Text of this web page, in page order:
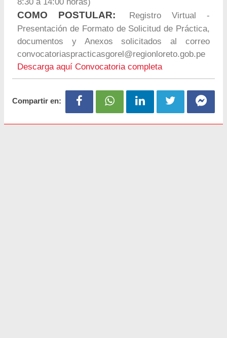
COMO POSTULAR:
Registro Virtual -
Presentación de Formato de Solicitud de Práctica,
documentos y Anexos solicitados al correo
convocatoriaspracticasgorel@regionloreto.gob.pe
Descarga aquí Convocatoria completa
Compartir en: